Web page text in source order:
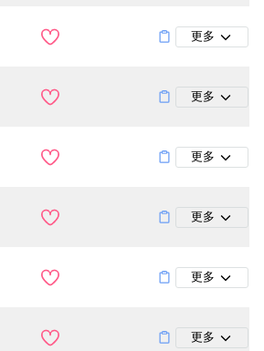
更多
更多
更多
更多
更多
更多